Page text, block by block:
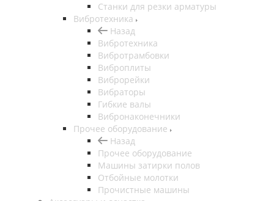
Станки для резки арматуры
Вибротехника
Назад
Вибротехника
Вибротрамбовки
Виброплиты
Виброрейки
Вибраторы
Гибкие валы
Вибронаконечники
Прочее оборудование
Назад
Прочее оборудование
Машины затирки полов
Отбойные молотки
Прочистные машины